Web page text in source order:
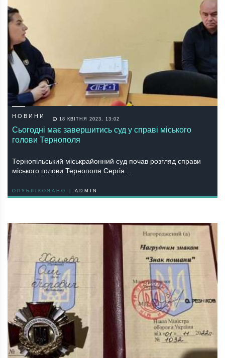
НОВИНИ 18 КВІТНЯ 2023, 13:02
Сьогодні має завершитись суд у справі міського
голови Тернополя
Тернопільський міськрайонний суд почав розгляд справи
міського голови Тернополя Сергія…
ОПУБЛІКОВАНО | ADMIN